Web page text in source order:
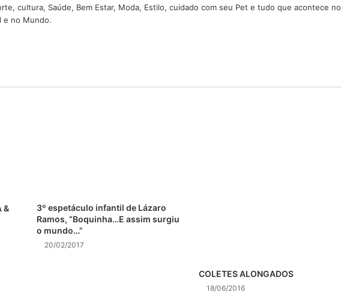
cultura, Saúde, Bem Estar, Moda, Estilo, cuidado com seu Pet e tudo que acontece no
e no Mundo.
&
3º espetáculo infantil de Lázaro
Ramos, “Boquinha…E assim surgiu
o mundo…”
20/02/2017
COLETES ALONGADOS
18/06/2016